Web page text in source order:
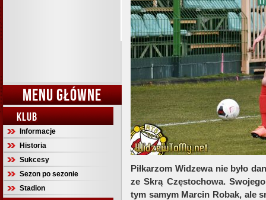
MENU GŁÓWNE
KLUB
Informacje
Historia
Sukcesy
Sezon po sezonie
Stadion
Piłkarzom Widzewa nie było
ze Skrą Częstochowa.
tym samym Marcin Robak, ale